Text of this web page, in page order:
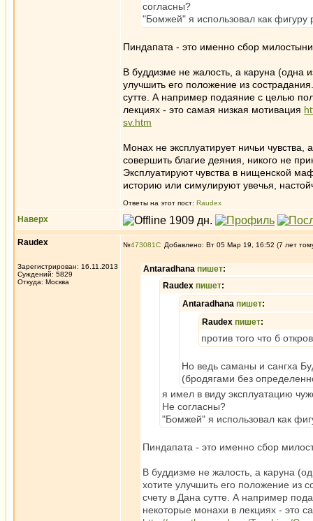
согласны?
"Бомжей" я использовал как фигуру
Пиндапата - это именно сбор
В буддизме не жалость, а каруна (одна
улучшить его положение из
сутте. А например подаяние с целью
лекциях - это самая низкая мотивация
sv.htm
Монах не эксплуатирует ничьи
совершить благие деяния, никого не
Эксплуатируют чувства в нищенской
историю или симулируют увечья,
Ответы на этот пост: Raudex
Наверх
Raudex
Зарегистрирован: 16.11.2013
Суждений: 5829
Откуда: Москва
№473081 Добавлено: Вт 05 Мар 19, 16:52 (7 лет
Antaradhana пишет:
Raudex пишет:
Antaradhana пишет:
Raudex пишет:
против того что б
Но ведь саманы и сангха
(бродягами без
я имел в виду эксплуатацию
Не согласны?
"Бомжей" я использовал как
Пиндапата - это именно сбор
В буддизме не жалость, а каруна
хотите улучшить его положение из
счету в Дана сутте. А например
некоторые монахи в лекциях - это